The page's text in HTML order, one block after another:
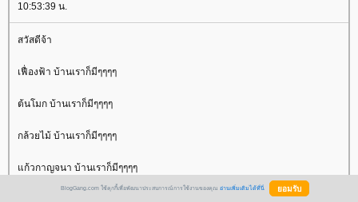
10:53:39 น.
สวัสดีจ้า
เฟื่องฟ้า บ้านเราก็มีๆๆๆๆ
ต้นโมก บ้านเราก็มีๆๆๆๆ
กล้วยไม้ บ้านเราก็มีๆๆๆๆ
ก้วกาญจนา บ้านเราก็มีๆๆๆๆ
BlogGang.com ใช้คุกกี้เพื่อพัฒนาประสบการณ์การใช้งานของคุณ อ่านเพิ่มเติมได้ที่นี่